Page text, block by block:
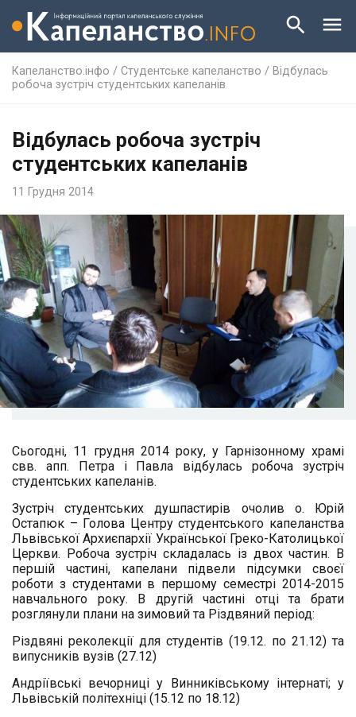
Капеланство.інфо / Студентське капеланство / Відбулась
робоча зустріч студентських капеланів
Відбулась робоча зустріч
студентських капеланів
11 Грудня 2014
Сьогодні, 11 грудня 2014 року, у Гарнізонному храмі
свв. апп. Петра і Павла відбулась робоча зустріч
студентських капеланів.
Зустріч студентських душпастирів очолив о. Юрій
Остапюк – Голова Центру студентського капеланства
Львівської Архиєпархії Української Греко-Католицької
Церкви. Робоча зустріч складалась із двох частин. В
першій частині, капелани підвели підсумки своєї
роботи з студентами в першому семестрі 2014-2015
навчального року. В другій частині отці та брати
розглянули плани на зимовий та Різдвяний період:
Різдвяні реколекції для студентів (19.12. по 21.12) та
випусників вузів (27.12)
Андріївські вечорниці у Винниківському інтернаті; у
Львівській політехніці (15.12 по 18.12)